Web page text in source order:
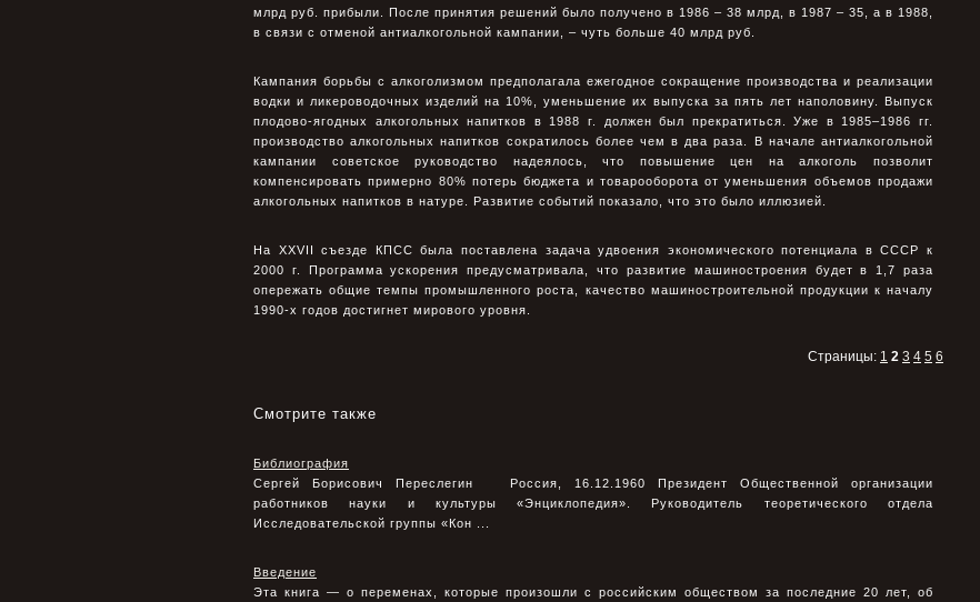
млрд руб. прибыли. После принятия решений было получено в 1986 – 38 млрд, в 1987 – 35, а в 1988,
в связи с отменой антиалкогольной кампании, – чуть больше 40 млрд руб.
Кампания борьбы с алкоголизмом предполагала ежегодное сокращение производства и реализации
водки и ликероводочных изделий на 10%, уменьшение их выпуска за пять лет наполовину. Выпуск
плодово-ягодных алкогольных напитков в 1988 г. должен был прекратиться. Уже в 1985–1986 гг.
производство алкогольных напитков сократилось более чем в два раза. В начале антиалкогольной
кампании советское руководство надеялось, что повышение цен на алкоголь позволит
компенсировать примерно 80% потерь бюджета и товарооборота от уменьшения объемов продажи
алкогольных напитков в натуре. Развитие событий показало, что это было иллюзией.
На XXVII съезде КПСС была поставлена задача удвоения экономического потенциала в СССР к
2000 г. Программа ускорения предусматривала, что развитие машиностроения будет в 1,7 раза
опережать общие темпы промышленного роста, качество машиностроительной продукции к началу
1990-х годов достигнет мирового уровня.
Страницы: 1 2 3 4 5 6
Смотрите также
Библиография
Сергей Борисович Переслегин Россия, 16.12.1960 Президент Общественной организации
работников науки и культуры «Энциклопедия». Руководитель теоретического отдела
Исследовательской группы «Кон ...
Введение
Эта книга — о переменах, которые произошли с российским обществом за последние 20 лет, об